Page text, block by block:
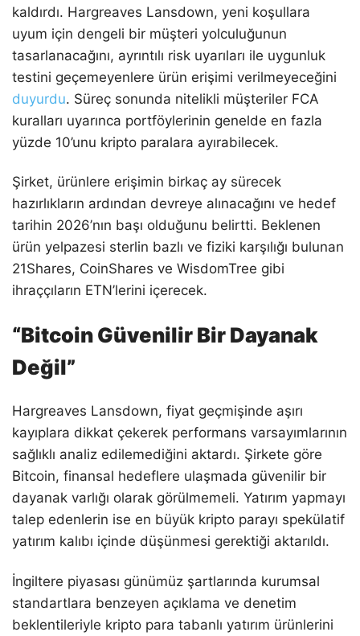
kaldırdı. Hargreaves Lansdown, yeni koşullara
uyum için dengeli bir müşteri yolculuğunun
tasarlanacağını, ayrıntılı risk uyarıları ile uygunluk
testini geçemeyenlere ürün erişimi verilmeyeceğini
duyurdu. Süreç sonunda nitelikli müşteriler FCA
kuralları uyarınca portföylerinin genelde en fazla
yüzde 10’unu kripto paralara ayırabilecek.
Şirket, ürünlere erişimin birkaç ay sürecek
hazırlıkların ardından devreye alınacağını ve hedef
tarihin 2026’nın başı olduğunu belirtti. Beklenen
ürün yelpazesi sterlin bazlı ve fiziki karşılığı bulunan
21Shares, CoinShares ve WisdomTree gibi
ihraççıların ETN’lerini içerecek.
“Bitcoin Güvenilir Bir Dayanak
Değil”
Hargreaves Lansdown, fiyat geçmişinde aşırı
kayıplara dikkat çekerek performans varsayımlarının
sağlıklı analiz edilemediğini aktardı. Şirkete göre
Bitcoin, finansal hedeflere ulaşmada güvenilir bir
dayanak varlığı olarak görülmemeli. Yatırım yapmayı
talep edenlerin ise en büyük kripto parayı spekülatif
yatırım kalıbı içinde düşünmesi gerektiği aktarıldı.
İngiltere piyasası günümüz şartlarında kurumsal
standartlara benzeyen açıklama ve denetim
beklentileriyle kripto para tabanlı yatırım ürünlerini